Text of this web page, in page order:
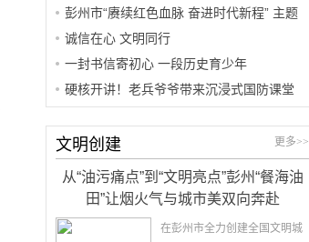
彭州市“赓续红色血脉 奋进时代新程” 主题
党日活动举行
诚信在心 文明同行
一封书信寄初心 一段历史育少年
硬核开讲！老兵爷爷带来沉浸式国防课堂
文明创建 更多>>
从“油污痛点”到“文明亮点”彭州“餐海油
田”让烟火气与城市美双向奔赴
在彭州市全力创建全国文明城